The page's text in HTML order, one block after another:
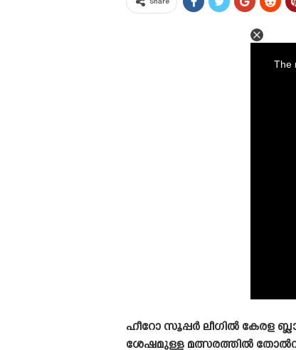
Share
The
ഹീറോ സൂപ്പർ ലീഗിൽ കേരള
ശേഷമുള്ള മത്സരത്തിൽ